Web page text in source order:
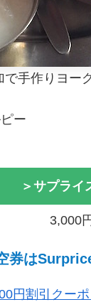
手作りヨー
ー
＞サプライ
3,000
券は
円割引クー